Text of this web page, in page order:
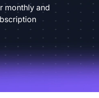
monthly and